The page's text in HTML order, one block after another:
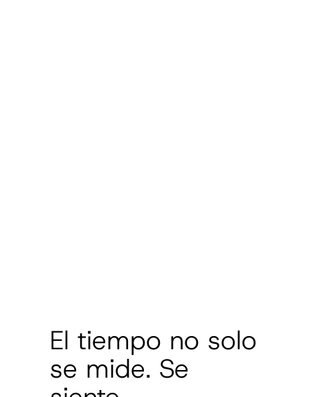
El tiempo no solo
se mide. Se